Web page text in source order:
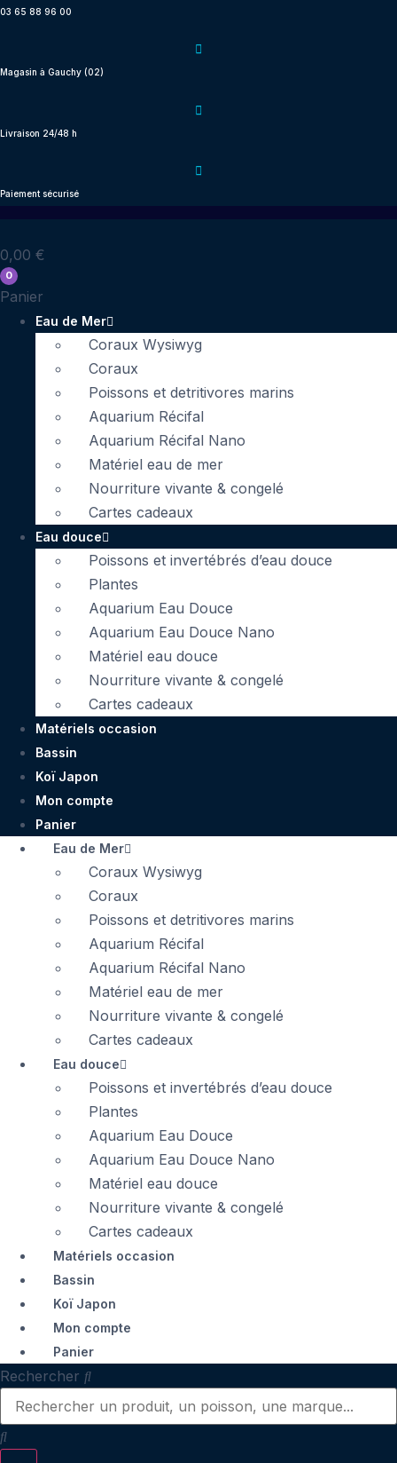
Aller
03 65 88 96 00
Magasin à Gauchy (02)
Livraison 24/48 h
Paiement sécurisé
0,00 €
0
Panier
Eau de Mer
Coraux Wysiwyg
Coraux
Poissons et detritivores marins
Aquarium Récifal
Aquarium Récifal Nano
Matériel eau de mer
Nourriture vivante & congelé
Cartes cadeaux
Eau douce
Poissons et invertébrés d’eau douce
Plantes
Aquarium Eau Douce
Aquarium Eau Douce Nano
Matériel eau douce
Nourriture vivante & congelé
Cartes cadeaux
Matériels occasion
Bassin
Koï Japon
Mon compte
Panier
Eau de Mer
Coraux Wysiwyg
Coraux
Poissons et detritivores marins
Aquarium Récifal
Aquarium Récifal Nano
Matériel eau de mer
Nourriture vivante & congelé
Cartes cadeaux
Eau douce
Poissons et invertébrés d’eau douce
Plantes
Aquarium Eau Douce
Aquarium Eau Douce Nano
Matériel eau douce
Nourriture vivante & congelé
Cartes cadeaux
Matériels occasion
Bassin
Koï Japon
Mon compte
Panier
Rechercher